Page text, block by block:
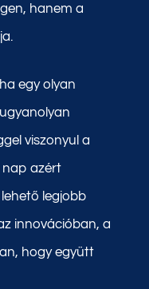
hanem a
egy olyan
viszonyul a
nap azért
legjobb
innovációban, a
hogy együtt